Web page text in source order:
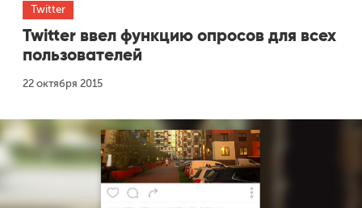
Twitter
Twitter ввел функцию опросов для всех
пользователей
22 октября 2015